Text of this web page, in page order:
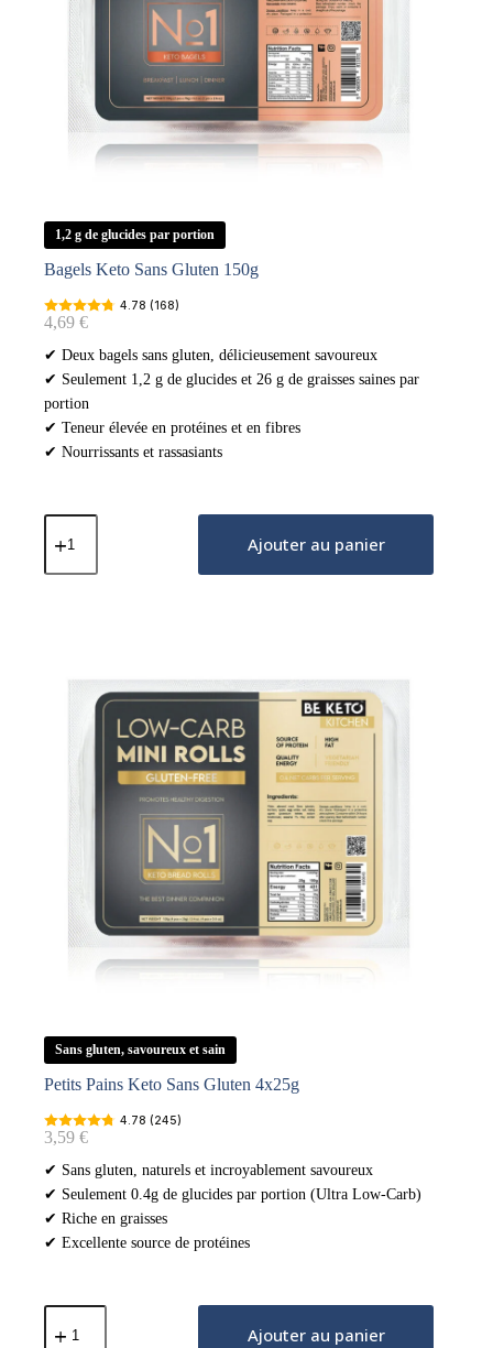
1,2 g de glucides par portion
Bagels Keto Sans Gluten 150g
4.78 (168)
4,69 €
✔ Deux bagels sans gluten, délicieusement savoureux
✔ Seulement 1,2 g de glucides et 26 g de graisses saines par
portion
✔ Teneur élevée en protéines et en fibres
✔ Nourrissants et rassasiants
quantité
Keto
Ajouter au panier
Sans gluten, savoureux et sain
Petits Pains Keto Sans Gluten 4x25g
4.78 (245)
3,59 €
✔ Sans gluten, naturels et incroyablement savoureux
✔ Seulement 0.4g de glucides par portion (Ultra Low-Carb)
✔ Riche en graisses
✔ Excellente source de protéines
quantité
de
Ajouter au panier